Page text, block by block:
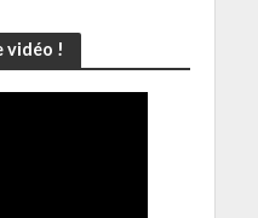
vidéo !